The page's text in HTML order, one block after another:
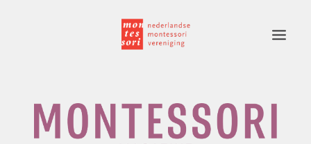
Home
Rubrieken